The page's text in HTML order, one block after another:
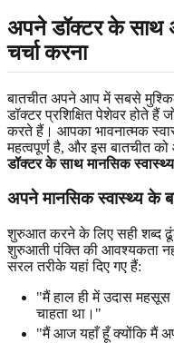
अपने डॉक्टर के साथ
चर्चा करना
बातचीत अपने आप में सबसे
डॉक्टर प्रशिक्षित पेशेवर होते हैं
करते हैं। आपका भावनात्मक
महत्वपूर्ण है, और इस बातचीत
डॉक्टर के साथ मानसिक
अपने मानसिक स्वास्थ्य के
शुरुआत करने के लिए सही शब्द
शुरुआती पंक्ति की आवश्यकता
सरल तरीके यहां दिए गए हैं:
"मैं हाल ही में उदास
चाहता था।"
"मैं आज यहाँ हूँ क्योंकि मैं